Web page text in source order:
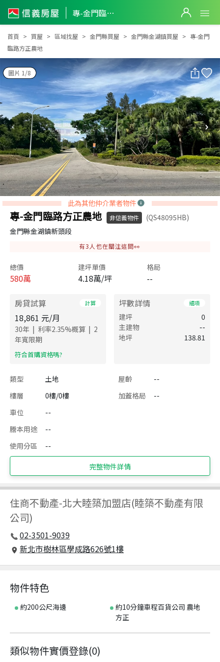
專-金門臨路方正農地
專-金門臨路方正農地
首頁 買屋 區域找屋 金門縣買屋 金門縣金湖鎮買屋
專-金門
臨路方正農地
圖片 1/8
此為其他仲介業者物件
專-金門臨路方正農地 非信義物件
(QS48095HB)
金門縣金湖鎮新頭段
有3 人也在關注這間👀
總價
580萬
建坪單價
4.18萬/坪
格局
--
房貸試算 計算
18,861 元/月
30年 | 利率2.35%概算 | 2
年寬限期
​符合首購資格嗎?
坪數詳情 細項
建坪
0
主建物
--
地坪
138.81
類型 土地 屋齡
--
樓層
0樓/0樓 加蓋格局
--
車位
--
謄本用途
--
使用分區
--
完整物件詳情
住商不動產-北大睦築加盟店(睦築不動產有限
公司)
02-3501-9039
新北市樹林區學成路626號1樓
物件特色
約200公尺海邊
約10分鐘車程百貨公司 農地
方正
類似物件實價登錄(0)